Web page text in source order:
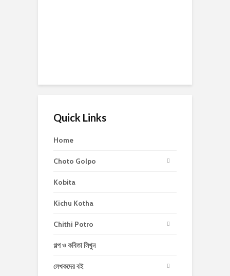
Quick Links
Home
Choto Golpo
Kobita
Kichu Kotha
Chithi Potro
গল্প ও কবিতা লিখুন
লেখকদের বই